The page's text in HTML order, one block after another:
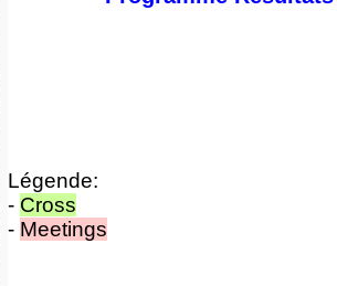
Légende:
- Cross
- Meetings